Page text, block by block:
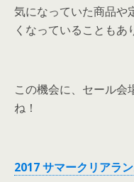
気になっていた商品や
くなっていることもあ
この機会に、セール会
ね！
2017 サマークリアラ